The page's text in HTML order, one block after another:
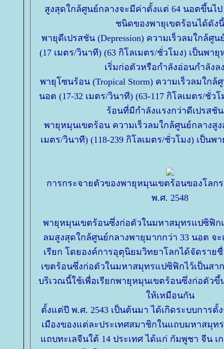
สูงสุดใกล้ศูนย์กลางจะมีค่าตั้งแต่ 64 นอตขึ้นไ
ชนิดของพายุเขตร้อนได้ดังนี้
พายุดีเปรสชัน (Depression) ความเร็วลมใกล้ศู
(17 เมตร/วินาที) (63 กิโลเมตร/ชั่วโมง) เป็นพา
เริ่มก่อตัวหรือกำลังอ่อนกำลังล
พายุโซนร้อน (Tropical Storm) ความเร็วลมใกล้
นอต (17-32 เมตร/วินาที) (63-117 กิโลเมตร/ชั่ว
ร้อนที่มีกำลังแรงกว่าดีเปรสชั
พายุหมุนเขตร้อน ความเร็วลมใกล้ศูนย์กลางสูง
เมตร/วินาที) (118-239 กิโลเมตร/ชั่วโมง) เป็น
การกระจายตัวของพายุหมุนเขตร้อนของโลกร
พ.ศ. 2548
พายุหมุนเขตร้อนซึ่งก่อตัวในมหาสมุทรแปซิฟิก
ลมสูงสุดใกล้ศูนย์กลางพายุมากกว่า 33 นอต จ
เรียก โดยองค์การอุตุนิยมวิทยาโลกได้จัดราย
เขตร้อนซึ่งก่อตัวในมหาสมุทรแปซิฟิกไว้เป็นสา
บริเวณนี้ใช้เพื่อเรียกพายุหมุนเขตร้อนซึ่งก่อตัวขึ้
ห้เหมือนกัน
ตั้งแต่ปี พ.ศ. 2543 เป็นต้นมา ได้เกิดระบบการตั้
เมืองของแต่ละประเทศสมาชิกในแถบมหาสมุ
ถบทะเลจีนใต้ 14 ประเทศ ได้แก่ กัมพูชา จีน เ